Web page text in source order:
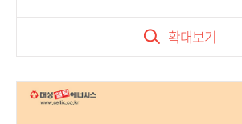
확대보기